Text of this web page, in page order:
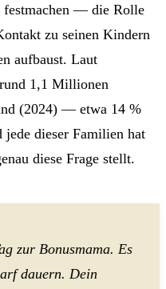
festmachen — die Rolle
zu seinen Kindern
aufbaust. Laut
1,1 Millionen
(2024) — etwa 14 %
dieser Familien hat
diese Frage stellt.
zur Bonusmama. Es
dauern. Dein